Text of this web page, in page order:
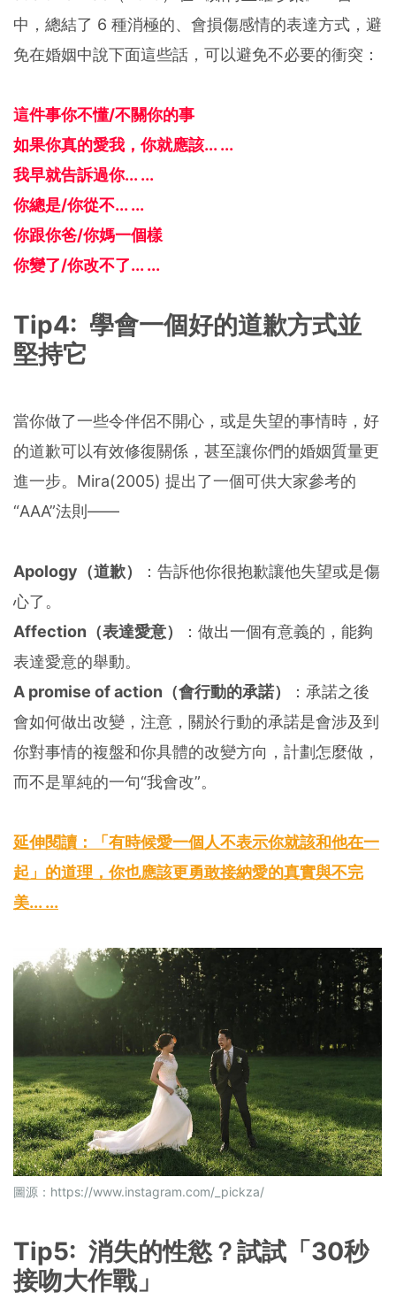
中，總結了 6 種消極的、會損傷感情的表達方式，避
免在婚姻中說下面這些話，可以避免不必要的衝突：
這件事你不懂/不關你的事
如果你真的愛我，你就應該... ...
我早就告訴過你... ...
你總是/你從不... ...
你跟你爸/你媽一個樣
你變了/你改不了... ...
Tip4: 學會一個好的道歉方式並
堅持它
當你做了一些令伴侶不開心，或是失望的事情時，好
的道歉可以有效修復關係，甚至讓你們的婚姻質量更
進一步。Mira(2005) 提出了一個可供大家參考的
“AAA”法則——
Apology（道歉）
：告訴他你很抱歉讓他失望或是傷
心了。
Affection（表達愛意）
：做出一個有意義的，能夠
表達愛意的舉動。
A promise of action（會行動的承諾）
：承諾之後
會如何做出改變，注意，關於行動的承諾是會涉及到
你對事情的複盤和你具體的改變方向，計劃怎麼做，
而不是單純的一句“我會改”。
延伸閱讀：「有時候愛一個人不表示你就該和他在一
起」的道理，你也應該更勇敢接納愛的真實與不完
美... ...
圖源： https://www.instagram.com/_pickza/
Tip5: 消失的性慾？試試「30秒
接吻大作戰」